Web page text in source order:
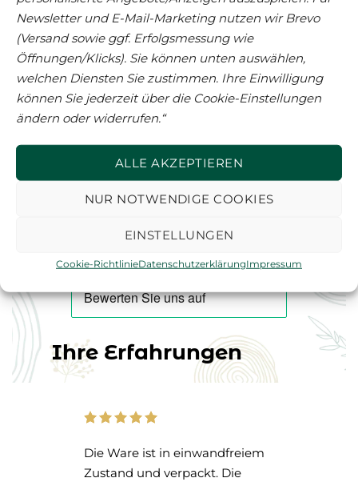
Newsletter und E-Mail-Marketing nutzen wir Brevo
(Versand sowie ggf. Erfolgsmessung wie
Öffnungen/Klicks). Sie können unten auswählen,
welchen Diensten Sie zustimmen. Ihre Einwilligung
können Sie jederzeit über die Cookie-Einstellungen
ändern oder widerrufen.“
ALLE AKZEPTIEREN
NUR NOTWENDIGE COOKIES
EINSTELLUNGEN
Cookie-RichtlinieDatenschutzerklärungImpressum
Bio-Lebensmittel
Herbaria Tango Spice
bio* 100g M-Dose
8,49€
(84,90€/kg)
Herbaria Gewürze
Herbaria Trüffelglück
bio* 110g M-Dose
Nicht vorrätig
(90,82€/kg
Ihre Erfahrungen
Die Ware ist in einwandfreiem
Zustand und verpackt. Die